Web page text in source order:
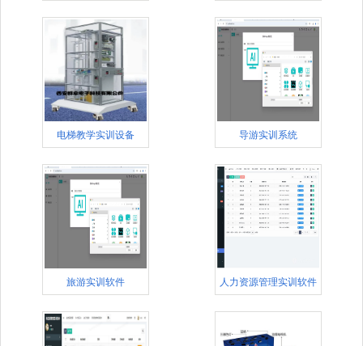
电梯教学实训设备 导游实训系统
旅游实训软件 人力资源管理实训软件